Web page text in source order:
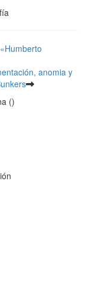
anomia y
()